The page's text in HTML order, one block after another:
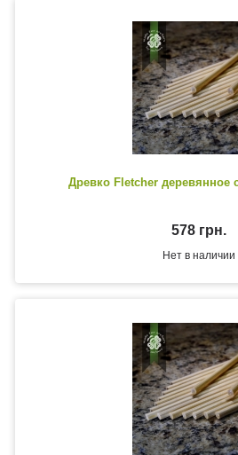
Древко Fletcher деревянное
578 грн.
Нет в наличии